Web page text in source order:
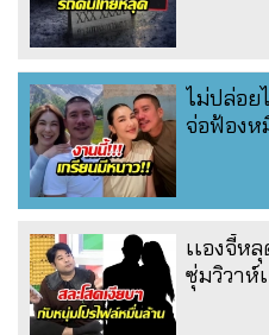
ไม่ปล่อย
จ่อฟ้องห
เเองจี้ห
ซุ่มวิวาห์เ